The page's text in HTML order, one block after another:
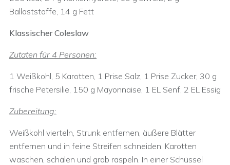
Ballaststoffe, 14 g Fett
Klassischer Coleslaw
Zutaten für 4 Personen:
1 Weißkohl, 5 Karotten, 1 Prise Salz, 1 Prise Zucker, 30 g
frische Petersilie, 150 g Mayonnaise, 1 EL Senf, 2 EL Essig
Zubereitung:
Weißkohl vierteln, Strunk entfernen, äußere Blätter
entfernen und in feine Streifen schneiden. Karotten
waschen, schälen und grob raspeln. In einer Schüssel